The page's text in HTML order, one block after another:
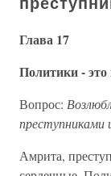
Глава 17
Политики - это
Вопрос:
преступниками
Амрита,